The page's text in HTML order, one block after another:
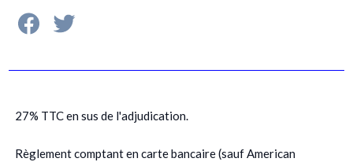
27% TTC en sus de l'adjudication.
Règlement comptant en carte bancaire (sauf American